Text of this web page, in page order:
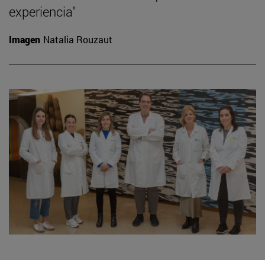
experiencia"
Imagen Natalia Rouzaut